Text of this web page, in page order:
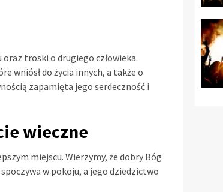
troski o drugiego człowieka.
wniósł do życia innych, a także o
zapamięta jego serdeczność i
wieczne
miejscu. Wierzymy, że dobry Bóg
w pokoju, a jego dziedzictwo